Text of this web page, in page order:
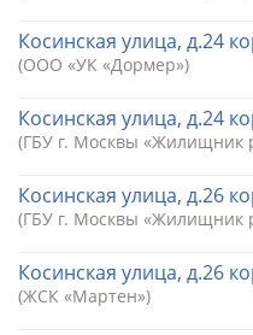
Косинская улица, д.24
(ООО «УК «Дормер»)
Косинская улица, д.24
(ГБУ г. Москвы «Жилищник
Косинская улица, д.26
(ГБУ г. Москвы «Жилищник
Косинская улица, д.26
(ЖСК «Мартен»)